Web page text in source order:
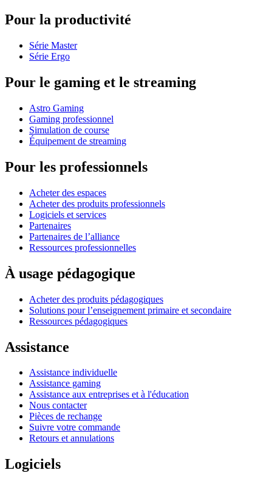
Pour la productivité
Série Master
Série Ergo
Pour le gaming et le streaming
Astro Gaming
Gaming professionnel
Simulation de course
Équipement de streaming
Pour les professionnels
Acheter des espaces
Acheter des produits professionnels
Logiciels et services
Partenaires
Partenaires de l’alliance
Ressources professionnelles
À usage pédagogique
Acheter des produits pédagogiques
Solutions pour l’enseignement primaire et secondaire
Ressources pédagogiques
Assistance
Assistance individuelle
Assistance gaming
Assistance aux entreprises et à l'éducation
Nous contacter
Pièces de rechange
Suivre votre commande
Retours et annulations
Logiciels